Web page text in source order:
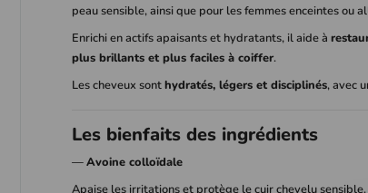
peau sensible, ainsi que pour les femmes enceintes ou
Enrichi en actifs apaisants et hydratants, il aide à
plus brillants et plus faciles à coiffer.
Les cheveux sonthydratés, légers et disciplinés, avec
Les bienfaits des ingrédients
—Avoine colloïdale
Apaise les irritations et protège le cuir chevelu sensible.